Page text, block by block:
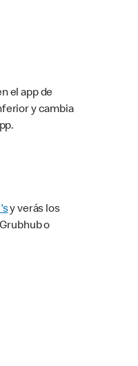
el app de
y cambia
y verás los
o